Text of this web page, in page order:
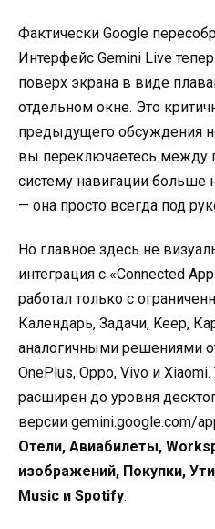
Фактически Google
Интерфейс Gemini Live
поверх экрана в виде
отдельном окне. Это
предыдущего обсуждения
вы переключаетесь между
систему навигации больше
— она просто всегда под
Но главное здесь не
интеграция с «Connected
работал только с
Календарь, Задачи, Keep,
аналогичными решениями
OnePlus, Oppo, Vivo и Xiaomi.
расширен до уровня
версии gemini.google.com/
Отели, Авиабилеты,
изображений, Покупки,
Music и Spotify.